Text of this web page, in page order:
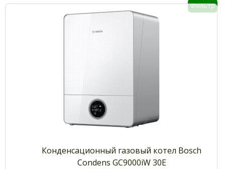
Фильтр
Конденсационный газовый котел Bosch
Condens GC9000iW 30E